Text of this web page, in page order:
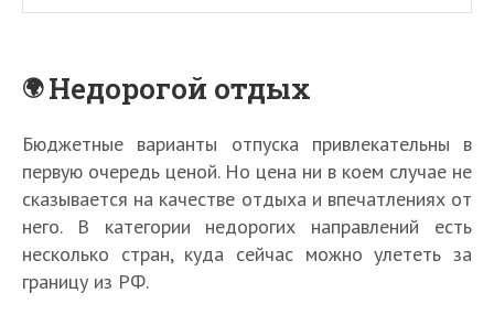
Недорогой отдых
Бюджетные варианты отпуска привлекательны в
первую очередь ценой. Но цена ни в коем случае не
сказывается на качестве отдыха и впечатлениях от
него. В категории недорогих направлений есть
несколько стран, куда сейчас можно улететь за
границу из РФ.